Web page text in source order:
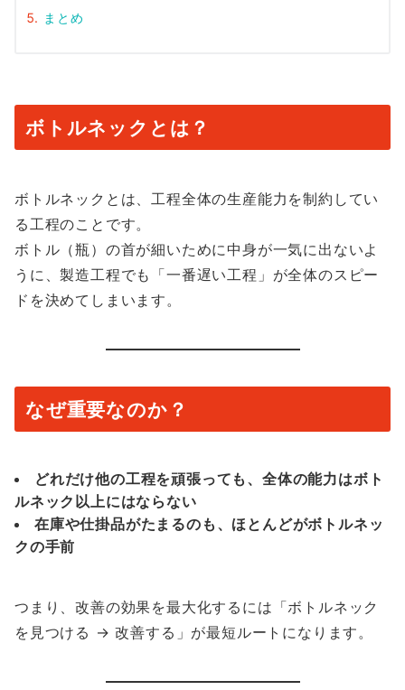
まとめ
ボトルネックとは？
ボトルネックとは、工程全体の生産能力を制約してい
る工程のことです。
ボトル（瓶）の首が細いために中身が一気に出ないよ
うに、製造工程でも「一番遅い工程」が全体のスピー
ドを決めてしまいます。
なぜ重要なのか？
どれだけ他の工程を頑張っても、全体の能力はボト
ルネック以上にはならない
在庫や仕掛品がたまるのも、ほとんどがボトルネッ
クの手前
つまり、改善の効果を最大化するには「ボトルネック
を見つける → 改善する」が最短ルートになります。